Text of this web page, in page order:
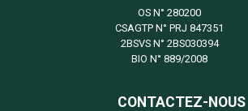
OS N° 280200
CSAGTP N° PRJ 847351
2BSVS N° 2BS030394
BIO N° 889/2008
CONTACTEZ-NOUS